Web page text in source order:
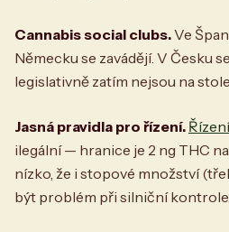
Cannabis social clubs.Ve
Německu se zavádějí. V Česku
legislativně zatím nejsou na
Jasná pravidla pro řízení.
ilegální — hranice je 2 ng THC
nízko, že i stopové množství
být problém při silniční kontrole.